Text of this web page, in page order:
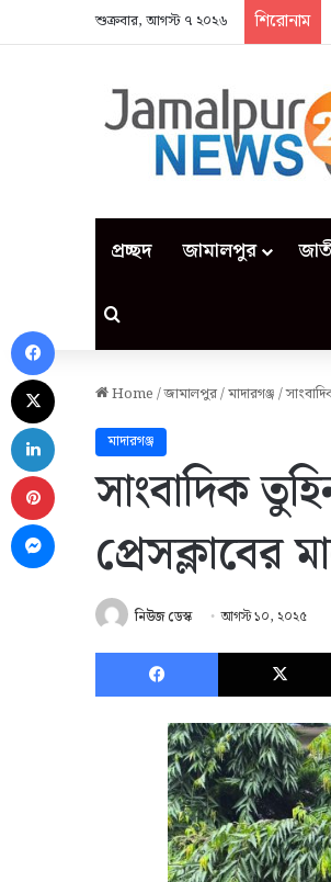
শুক্রবার, আগস্ট ৭ ২০২৬ শিরোনাম
প্রচ্ছদ জামালপুর
Search for
Home/জামালপুর/মাদারগঞ্জ/
মাদারগঞ্জ
সাংবাদিক
প্রেসক্লাবের
নিউজ ডেস্ক আগস্ট ১০, ২০২৫
Facebook
Facebook
LinkedIn
Pinterest